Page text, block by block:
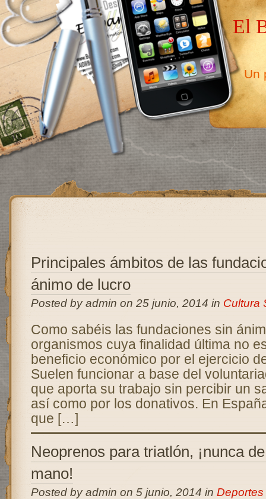
El
Un
Principales ámbitos de las
ánimo de lucro
Posted by admin on 25 junio, 2014 in Cultura
Como sabéis las fundaciones sin
organismos cuya finalidad última no
beneficio económico por el ejercicio
Suelen funcionar a base del
que aporta su trabajo sin percibir un
así como por los donativos. En
que […]
Neoprenos para triatlón, ¡nunca
mano!
Posted by admin on 5 junio, 2014 in Deportes